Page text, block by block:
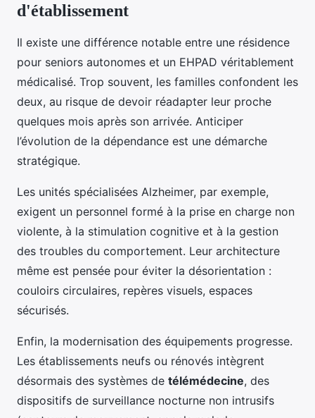
d'établissement
Il existe une différence notable entre une résidence
pour seniors autonomes et un EHPAD véritablement
médicalisé. Trop souvent, les familles confondent les
deux, au risque de devoir réadapter leur proche
quelques mois après son arrivée. Anticiper
l’évolution de la dépendance est une démarche
stratégique.
Les unités spécialisées Alzheimer, par exemple,
exigent un personnel formé à la prise en charge non
violente, à la stimulation cognitive et à la gestion
des troubles du comportement. Leur architecture
même est pensée pour éviter la désorientation :
couloirs circulaires, repères visuels, espaces
sécurisés.
Enfin, la modernisation des équipements progresse.
Les établissements neufs ou rénovés intègrent
désormais des systèmes de télémédecine, des
dispositifs de surveillance nocturne non intrusifs